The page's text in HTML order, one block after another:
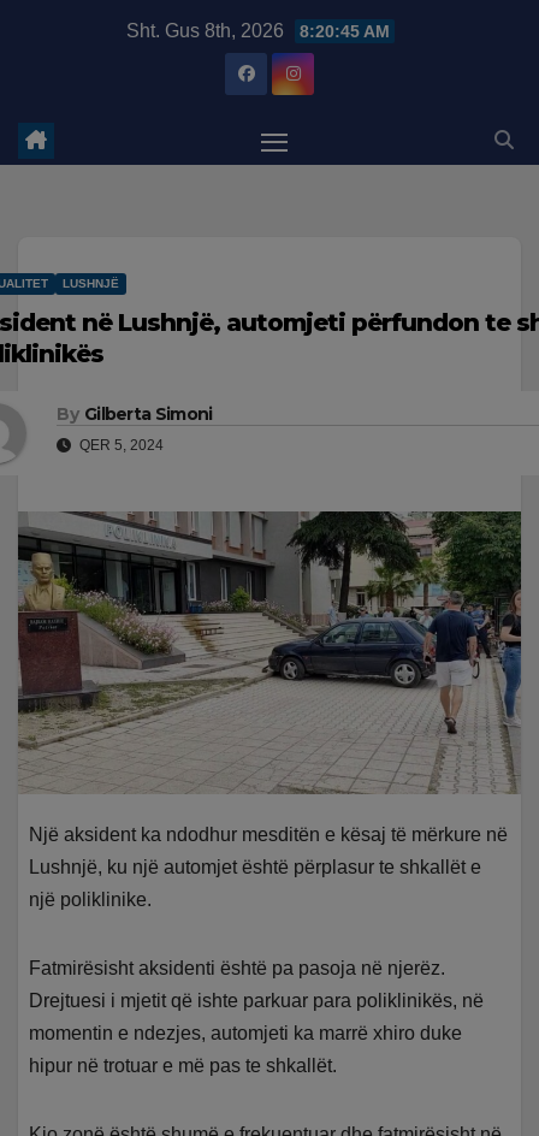
Sht. Gus 8th, 2026 8:20:46 AM
LUSHNJË
në Lushnjë, automjeti përfundon te
By Gilberta Simoni
QER 5, 2024
Një aksident ka ndodhur mesditën e kësaj të mërkure në
Lushnjë, ku një automjet është përplasur te shkallët e
një poliklinike.
Fatmirësisht aksidenti është pa pasoja në njerëz.
Drejtuesi i mjetit që ishte parkuar para poliklinikës, në
momentin e ndezjes, automjeti ka marrë xhiro duke
hipur në trotuar e më pas te shkallët.